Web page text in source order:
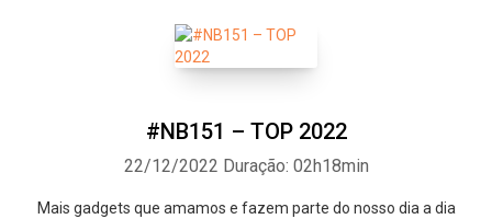
#NB151 – TOP 2022
22/12/2022 Duração: 02h18min
Mais gadgets que amamos e fazem parte do nosso dia a dia